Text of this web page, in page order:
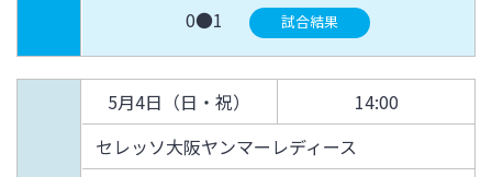
0●1 試合結果
5月4日（日・祝）
14:00
セレッソ大阪ヤンマーレディース